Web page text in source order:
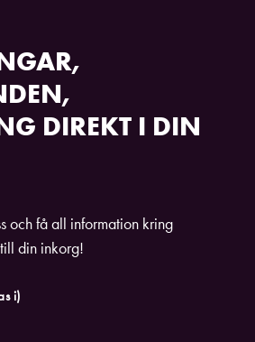
DIREKT I DIN
och få all information kring
din inkorg!
i)